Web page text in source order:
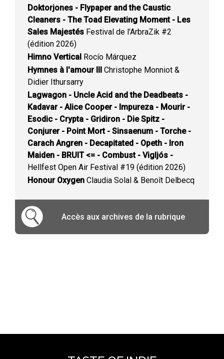
Doktorjones - Flypaper and the Caustic
Cleaners - The Toad Elevating Moment - Les
Sales Majestés Festival de l'ArbraZik #2
(édition 2026)
Himno Vertical Rocío Márquez
Hymnes à l'amour III Christophe Monniot &
Didier Ithursarry
Lagwagon - Uncle Acid and the Deadbeats -
Kadavar - Alice Cooper - Impureza - Mourir -
Esodic - Crypta - Gridiron - Die Spitz -
Conjurer - Point Mort - Sinsaenum - Torche -
Carach Angren - Decapitated - Opeth - Iron
Maiden - BRUIT <= - Combust - Vigljós -
Hellfest Open Air Festival #19 (édition 2026)
Honour Oxygen Claudia Solal & Benoît Delbecq
Accès aux archives de la rubrique